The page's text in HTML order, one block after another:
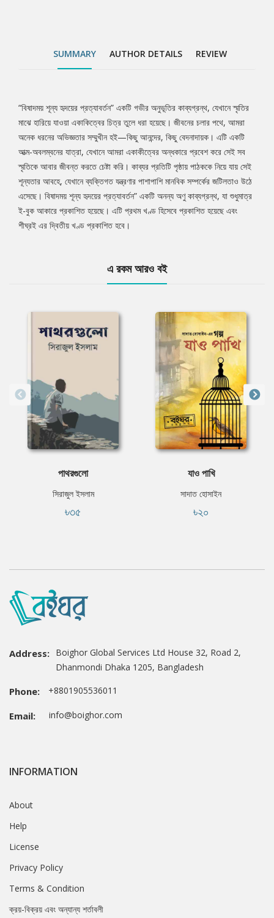
SUMMARY AUTHOR DETAILS REVIEW
Tab
Article
“বিষাদময় শূন্য হৃদয়ের প্রত্যাবর্তন” একটি গভীর অনুভূতির কাব্যগ্রন্থ, যেখানে স্মৃতির
মাঝে হারিয়ে যাওয়া একাকিত্বের চিত্র তুলে ধরা হয়েছে। জীবনের চলার পথে, আমরা
অনেক ধরনের অভিজ্ঞতার সম্মুখীন হই—কিছু আনন্দের, কিছু বেদনাদায়ক। এটি একটি
আত্ম-অবলম্বনের যাত্রা, যেখানে আমরা একাকীত্বের অন্ধকারে প্রবেশ করে সেই সব
স্মৃতিকে আবার জীবন্ত করতে চেষ্টা করি। কাব্যর প্রতিটি পৃষ্ঠায় পাঠককে নিয়ে যায় সেই
শূন্যতার আবহে, যেখানে ব্যক্তিগত যন্ত্রণার পাশাপাশি মানবিক সম্পর্কের জটিলতাও উঠে
এসেছে। বিষাদময় শূন্য হৃদয়ের প্রত্যাবর্তন” একটি অনন্য অণু কাব্যগ্রন্থ, যা শুধুমাত্র
ই-বুক আকারে প্রকাশিত হয়েছে। এটি প্রথম খণ্ড হিসেবে প্রকাশিত হয়েছে এবং
শীঘ্রই এর দ্বিতীয় খণ্ড প্রকাশিত হবে।
এ রকম আরও বই
পাথরগুলো
সিরাজুল ইসলাম
৳৩৫
যাও পাখি
সাদাত হোসাইন
৳২০
Address: Boighor Global Services Ltd House 32, Road 2,
Dhanmondi Dhaka 1205, Bangladesh
Phone: +8801905536011
Email: info@boighor.com
INFORMATION
About
Help
License
Privacy Policy
Terms & Condition
ক্রয়-বিক্রয় এবং অন্যান্য শর্তাবলী